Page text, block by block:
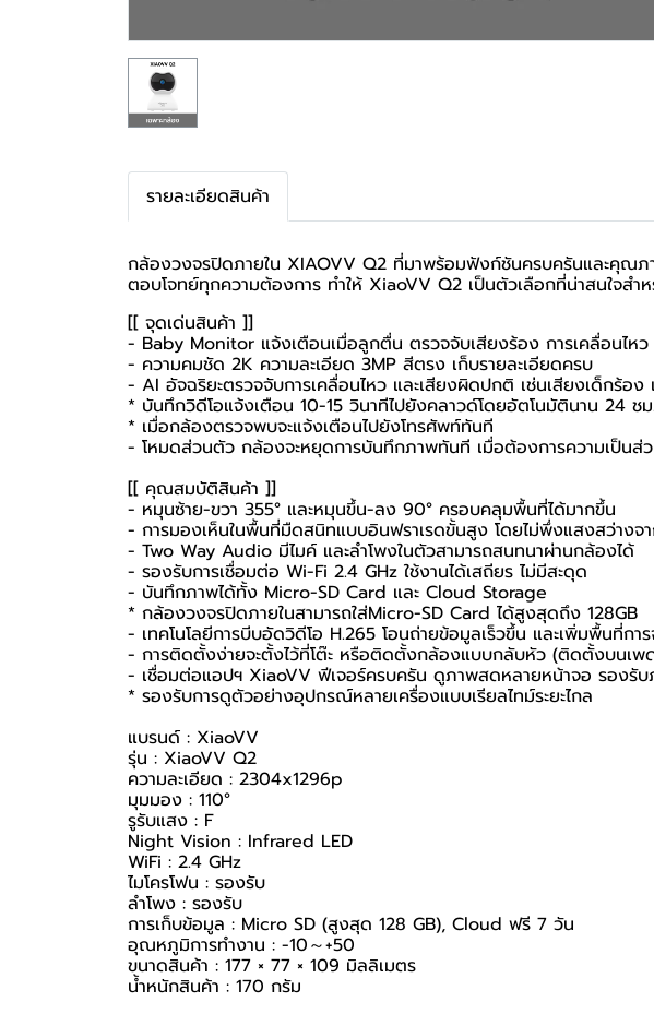
รายละเอียดสินค้า
กล้องวงจรปิดภายใน XIAOVV Q2 ที่มาพร้อมฟังก์ชันครบครันและคุณ
ตอบโจทย์ทุกความต้องการ ทำให้ XiaoVV Q2 เป็นตัวเลือกที่น่าสนใจส
[[ จุดเด่นสินค้า ]]
- Baby Monitor แจ้งเตือนเมื่อลูกตื่น ตรวจจับเสียงร้อง การเคลื่อนไหว
- ความคมชัด 2K ความละเอียด 3MP สีตรง เก็บรายละเอียดครบ
- AI อัจฉริยะตรวจจับการเคลื่อนไหว และเสียงผิดปกติ เช่นเสียงเด็กร้อ
* บันทึกวิดีโอแจ้งเตือน 10-15 วินาทีไปยังคลาวด์โดยอัตโนมัตินาน 24 ช
* เมื่อกล้องตรวจพบจะแจ้งเตือนไปยังโทรศัพท์ทันที
- โหมดส่วนตัว กล้องจะหยุดการบันทึกภาพทันที เมื่อต้องการความเป็นส่
[[ คุณสมบัติสินค้า ]]
- หมุนซ้าย-ขวา 355° และหมุนขึ้น-ลง 90° ครอบคลุมพื้นที่ได้มากขึ้น
- การมองเห็นในพื้นที่มืดสนิทแบบอินฟราเรดขั้นสูง โดยไม่พึ่งแสงสว่างจ
- Two Way Audio มีไมค์ และลำโพงในตัวสามารถสนทนาผ่านกล้องได้
- รองรับการเชื่อมต่อ Wi-Fi 2.4 GHz ใช้งานได้เสถียร ไม่มีสะดุด
- บันทึกภาพได้ทั้ง Micro-SD Card และ Cloud Storage
* กล้องวงจรปิดภายในสามารถใส่Micro-SD Card ได้สูงสุดถึง 128GB
- เทคโนโลยีการบีบอัดวิดีโอ H.265 โอนถ่ายข้อมูลเร็วขึ้น และเพิ่มพื้นที่กา
- การติดตั้งง่ายจะตั้งไว้ที่โต๊ะ หรือติดตั้งกล้องแบบกลับหัว (ติดตั้งบนเพ
- เชื่อมต่อแอปฯ XiaoVV ฟีเจอร์ครบครัน ดูภาพสดหลายหน้าจอ รองรับ
* รองรับการดูตัวอย่างอุปกรณ์หลายเครื่องแบบเรียลไทม์ระยะไกล
แบรนด์ : XiaoVV
รุ่น : XiaoVV Q2
ความละเอียด : 2304x1296p
มุมมอง : 110°
รูรับแสง : F
Night Vision : Infrared LED
WiFi : 2.4 GHz
ไมโครโฟน : รองรับ
ลำโพง : รองรับ
การเก็บข้อมูล : Micro SD (สูงสุด 128 GB), Cloud ฟรี 7 วัน
อุณหภูมิการทำงาน : -10～+50
ขนาดสินค้า : 177 × 77 × 109 มิลลิเมตร
น้ำหนักสินค้า : 170 กรัม